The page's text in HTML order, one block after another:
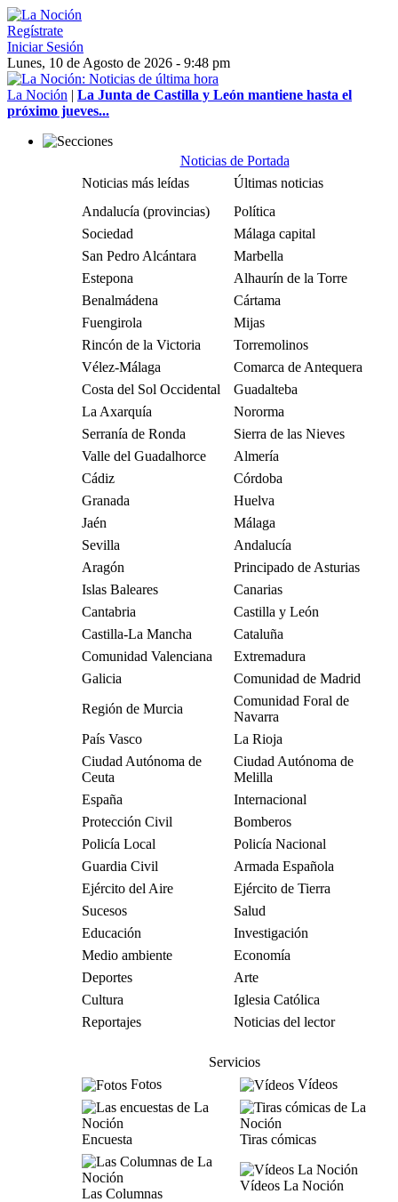
Regístrate
Iniciar Sesión
Lunes, 10 de Agosto de 2026 - 9:48 pm
La Noción | La Junta de Castilla y León mantiene hasta el
próximo jueves...
Noticias de Portada
Noticias más leídas
Últimas noticias
Andalucía (provincias)
Política
Sociedad
Málaga capital
San Pedro Alcántara
Marbella
Estepona
Alhaurín de la Torre
Benalmádena
Cártama
Fuengirola
Mijas
Rincón de la Victoria
Torremolinos
Vélez-Málaga
Comarca de Antequera
Costa del Sol Occidental
Guadalteba
La Axarquía
Nororma
Serranía de Ronda
Sierra de las Nieves
Valle del Guadalhorce
Almería
Cádiz
Córdoba
Granada
Huelva
Jaén
Málaga
Sevilla
Andalucía
Aragón
Principado de Asturias
Islas Baleares
Canarias
Cantabria
Castilla y León
Castilla-La Mancha
Cataluña
Comunidad Valenciana
Extremadura
Galicia
Comunidad de Madrid
Región de Murcia
Comunidad Foral de
Navarra
País Vasco
La Rioja
Ciudad Autónoma de
Ceuta
Ciudad Autónoma de
Melilla
España
Internacional
Protección Civil
Bomberos
Policía Local
Policía Nacional
Guardia Civil
Armada Española
Ejército del Aire
Ejército de Tierra
Sucesos
Salud
Educación
Investigación
Medio ambiente
Economía
Deportes
Arte
Cultura
Iglesia Católica
Reportajes
Noticias del lector
Servicios
Fotos
Vídeos
Encuesta Tiras cómicas
Las Columnas
Vídeos La Noción